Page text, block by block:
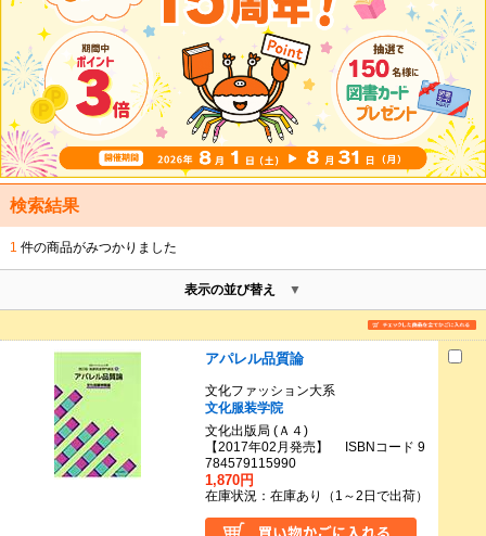
検索結果
1 件の商品がみつかりました
表示の並び替え
アパレル品質論
文化ファッション大系
文化服装学院
文化出版局 (Ａ４)
【2017年02月発売】 ISBNコード 9
784579115990
1,870円
在庫状況：在庫あり（1～2日で出荷）